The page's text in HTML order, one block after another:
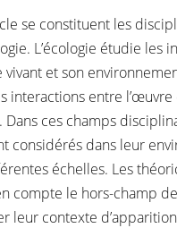
se constituent les
L’écologie étudie les
vivant et son
interactions entre l’œuvre
Dans ces champs
considérés dans leur
échelles. Les
compte le hors-champ
leur contexte